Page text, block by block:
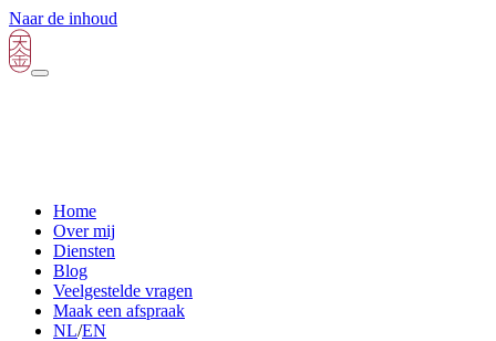
Naar de inhoud
Home
Over mij
Diensten
Blog
Veelgestelde vragen
Maak een afspraak
NL/EN